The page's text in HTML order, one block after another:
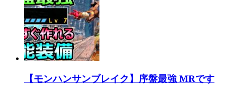
【モンハンサンブレイク】序盤最強 MRです